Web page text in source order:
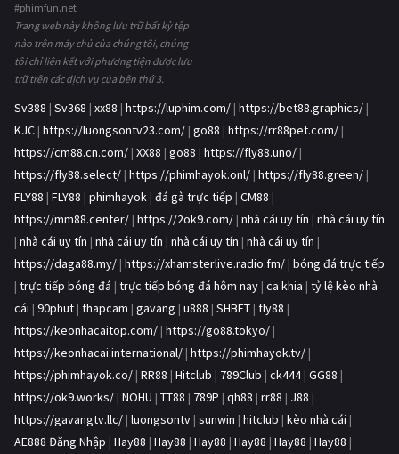
#phimfun.net
Trang web này không lưu trữ bất kỳ tệp
nào trên máy chủ của chúng tôi, chúng
tôi chỉ liên kết với phương tiện được lưu
trữ trên các dịch vụ của bên thứ 3.
Sv388 | Sv368 | xx88 | https://luphim.com/ | https://bet88.graphics/ |
KJC | https://luongsontv23.com/ | go88 | https://rr88pet.com/ |
https://cm88.cn.com/ | XX88 | go88 | https://fly88.uno/ |
https://fly88.select/ | https://phimhayok.onl/ | https://fly88.green/ |
FLY88 | FLY88 | phimhayok | đá gà trực tiếp | CM88 |
https://mm88.center/ | https://2ok9.com/ | nhà cái uy tín | nhà cái uy tín
| nhà cái uy tín | nhà cái uy tín | nhà cái uy tín | nhà cái uy tín |
https://daga88.my/ | https://xhamsterlive.radio.fm/ | bóng đá trực tiếp
| trực tiếp bóng đá | trực tiếp bóng đá hôm nay | ca khia | tỷ lệ kèo nhà
cái | 90phut | thapcam | gavang | u888 | SHBET | fly88 |
https://keonhacaitop.com/ | https://go88.tokyo/ |
https://keonhacai.international/ | https://phimhayok.tv/ |
https://phimhayok.co/ | RR88 | Hitclub | 789Club | ck444| GG88 |
https://ok9.works/ | NOHU | TT88 | 789P | qh88 | rr88 | J88 |
https://gavangtv.llc/ | luongsontv | sunwin | hitclub | kèo nhà cái |
AE888 Đăng Nhập | Hay88 | Hay88 | Hay88 | Hay88 | Hay88 | Hay88 |